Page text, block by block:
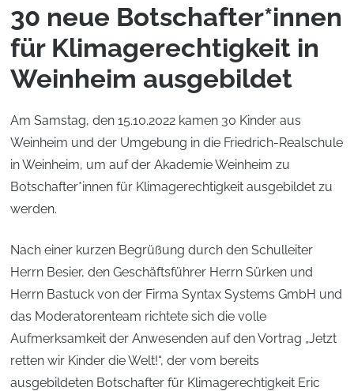
30 neue Botschafter*innen
für Klimagerechtigkeit in
Weinheim ausgebildet
Am Samstag, den 15.10.2022 kamen 30 Kinder aus
Weinheim und der Umgebung in die Friedrich-Realschule
in Weinheim, um auf der Akademie Weinheim zu
Botschafter*innen für Klimagerechtigkeit ausgebildet zu
werden.
Nach einer kurzen Begrüßung durch den Schulleiter
Herrn Besier, den Geschäftsführer Herrn Sürken und
Herrn Bastuck von der Firma Syntax Systems GmbH und
das Moderatorenteam richtete sich die volle
Aufmerksamkeit der Anwesenden auf den Vortrag „Jetzt
retten wir Kinder die Welt!“, der vom bereits
ausgebildeten Botschafter für Klimagerechtigkeit Eric